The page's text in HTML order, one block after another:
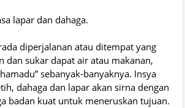
lapar dan dahaga.
diperjalanan atau ditempat yang
dan sukar dapat air atau makanan,
sebanyak-banyaknya. Insya
dahaga dan lapar akan sirna dengan
badan kuat untuk meneruskan tujuan.